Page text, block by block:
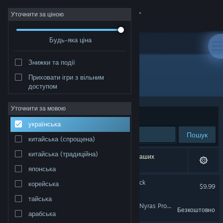
Увійти
Крамниця
Інформація
Підтримка
Змінити мову
Переглянути повну версію
Уточнити за ціною
Будь-яка ціна
Знижки та події
Приховати ігри з вільним
доступом
Уточнити за мовою
українська
китайська (спрощена)
китайська (традиційна)
японська
корейська
тайська
арабська
Розробник: Alkimia Interactive
Упорядкувати за доречністю
Пошук
Результатів вашого пошуку: 2. Відповідно до ваших
уподобань було виключено 1 найменування.
Gothic 1 Remake Soundtrack
$9.99
Gothic 1 Remake - Demo (Nyras Prologue)
Безкоштовно